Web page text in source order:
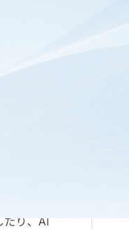
り、 AI